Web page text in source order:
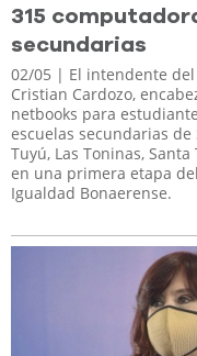
315
secundarias
02/05 | El intendente del
Cristian Cardozo,
netbooks para
escuelas secundarias de
Tuyú, Las Toninas,
en una primera etapa
Igualdad Bonaerense.